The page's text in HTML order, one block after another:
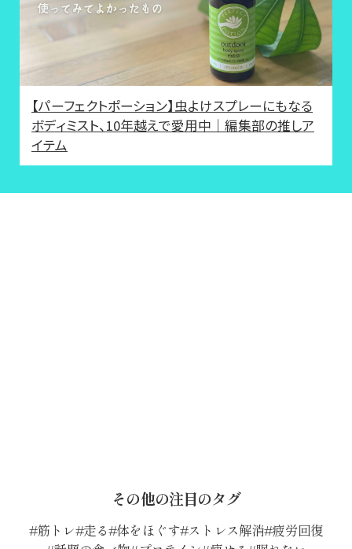
【パーフェクトポーション】虫よけスプレーにもなる
ボディミスト、10年越えで愛用中｜編集部の推しア
イテム
その他の注目のタグ
筋トレ 走る 体をほぐす ストレス解消 疲労回復